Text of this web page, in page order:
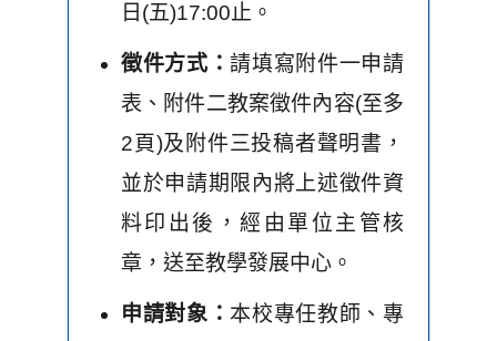
日(五)17:00止。
徵件方式：請填寫附件一申請
表、附件二教案徵件內容(至多
2頁)及附件三投稿者聲明書，
並於申請期限內將上述徵件資
料印出後，經由單位主管核
章，送至教學發展中心 。
申請對象： 本校專任教師、專